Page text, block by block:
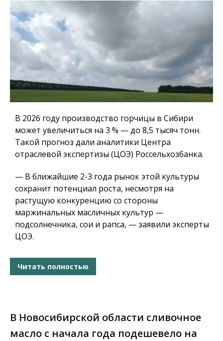
В 2026 году производство горчицы в Сибири
может увеличиться на 3 % — до 8,5 тысяч тонн.
Такой прогноз дали аналитики Центра
отраслевой экспертизы (ЦОЭ) Россельхозбанка.
— В ближайшие 2-3 года рынок этой культуры
сохранит потенциал роста, несмотря на
растущую конкуренцию со стороны
маржинальных масличных культур —
подсолнечника, сои и рапса, — заявили эксперты
ЦОЭ.
Читать полностью
В Новосибирской области сливочное
масло с начала года подешевело на